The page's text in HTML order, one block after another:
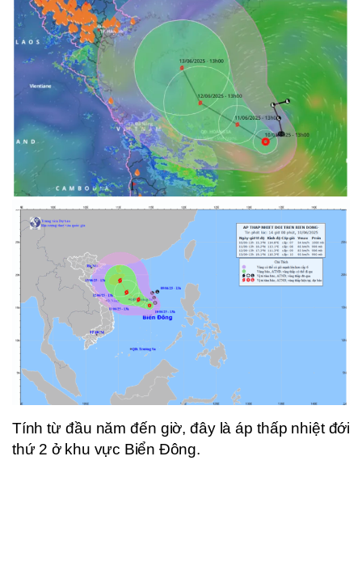
Tính từ đầu năm đến giờ, đây là áp thấp nhiệt đới
thứ 2 ở khu vực Biển Đông.